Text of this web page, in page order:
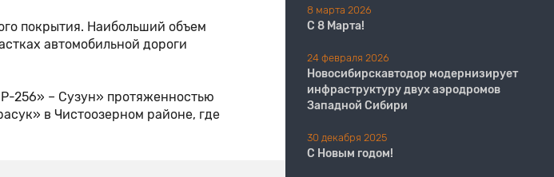
покрытия. Наибольший объем
автомобильной дороги
256» – Сузун» протяженностью
в Чистоозерном районе, где
8 марта 2026
С 8 Марта!
24 февраля 2026
Новосибирскавтодор модернизирует
инфраструктуру двух аэродромов
Западной Сибири
30 декабря 2025
С Новым годом!